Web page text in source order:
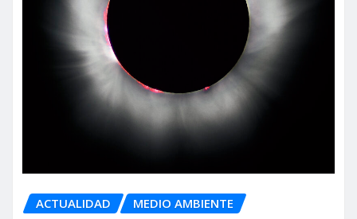
ACTUALIDAD MEDIO AMBIENTE